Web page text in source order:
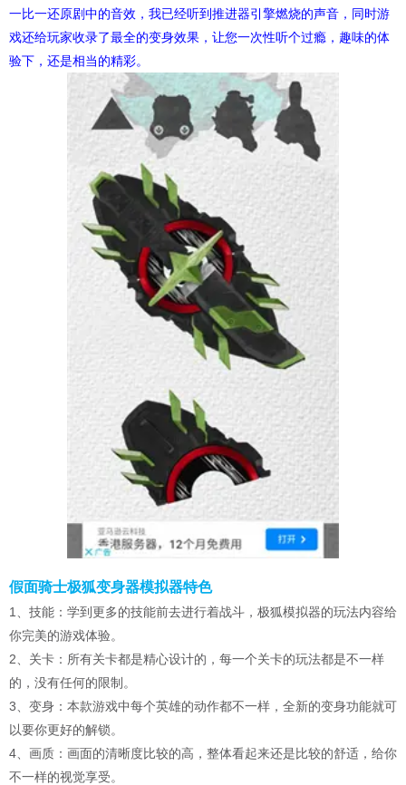
一比一还原剧中的音效，我已经听到推进器引擎燃烧的声音，同时游
戏还给玩家收录了最全的变身效果，让您一次性听个过瘾，趣味的体
验下，还是相当的精彩。
假面骑士极狐变身器模拟器特色
1、技能：学到更多的技能前去进行着战斗，极狐模拟器的玩法内容给
你完美的游戏体验。
2、关卡：所有关卡都是精心设计的，每一个关卡的玩法都是不一样
的，没有任何的限制。
3、变身：本款游戏中每个英雄的动作都不一样，全新的变身功能就可
以要你更好的解锁。
4、画质：画面的清晰度比较的高，整体看起来还是比较的舒适，给你
不一样的视觉享受。